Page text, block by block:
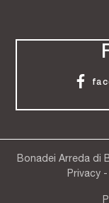
Bonadei Arreda di
Privacy -